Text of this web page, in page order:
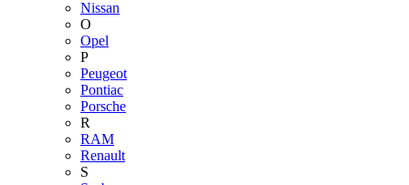
Nissan
O
Opel
P
Peugeot
Pontiac
Porsche
R
RAM
Renault
S